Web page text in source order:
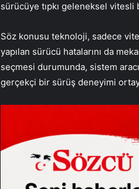
sürücüye tıpkı geleneksel
Söz konusu teknoloji, sadece
yapılan sürücü hatalarını da
seçmesi durumunda, sistem
gerçekçi bir sürüş deneyimi